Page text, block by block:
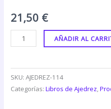
21,50 €
AÑADIR AL
SKU:AJEDREZ-114
Categorías:Libros de Ajedrez,